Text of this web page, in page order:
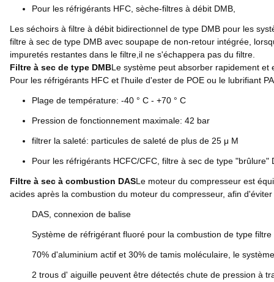
Pour les réfrigérants HFC, sèche-filtres à débit DMB,
Les séchoirs à filtre à débit bidirectionnel de type DMB pour les
filtre à sec de type DMB avec soupape de non-retour intégrée,
impuretés restantes dans le filtre,il ne s'échappera pas du filtre.
Filtre à sec de type DMBLe système peut absorber rapidement
Pour les réfrigérants HFC et l'huile d'ester de POE ou le lubrifiant
Plage de température: -40 ° C - +70 ° C
Pression de fonctionnement maximale: 42 bar
filtrer la saleté: particules de saleté de plus de 25 μ M
Pour les réfrigérants HCFC/CFC, filtre à sec de type "brûlure"
Filtre à sec à combustion DASLe moteur du compresseur est
acides après la combustion du moteur du compresseur, afin
DAS, connexion de balise
Système de réfrigérant fluoré pour la combustion de type filtre
70% d'aluminium actif et 30% de tamis moléculaire, le
2 trous d' aiguille peuvent être détectés chute de pression à